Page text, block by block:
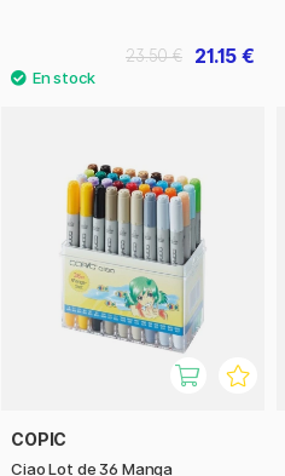
21.15 €
23.50 €
COPIC
Ciao Lot de 36 Manga